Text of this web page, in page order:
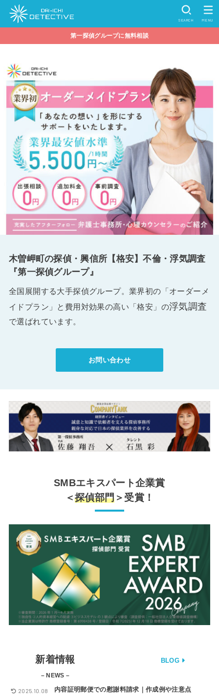
SEARCH MENU
第一探偵グループに無料相談
木曽岬町の探偵・興信所【格安】不倫・浮気調査
『第一探偵グループ』
全国展開する大手探偵グループ。業界初の「オーダーメ
イドプラン」と費用対効果の高い「格安」の浮気調査
で選ばれています。
お問い合わせ
SMBエキスパート企業賞
＜探偵部門 ＞受賞！
新着情報
– NEWS –
BLOG
内容証明郵便での慰謝料請求｜作成例や注意点
2025.10.08